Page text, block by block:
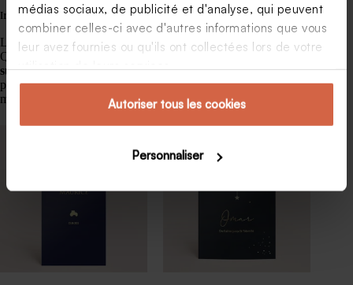
médias sociaux, de publicité et d'analyse, qui peuvent
combiner celles-ci avec d'autres informations que vous
leur avez fournies ou qu'ils ont collectées lors de votre
Autoriser tous les cookies
Personnaliser
Inviter les convives
La huitième et dernière étape consiste à inviter vos proches.
Quand tout est organisé, réfléchissez à un
sur le thème choisi. Tadaaz propose de multiples cartes
personnalisables pour inviter vos convives de la meilleure des
manières.